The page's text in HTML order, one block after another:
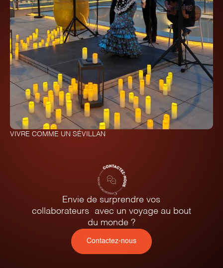
VIVRE COMME UN SÉVILLAN
Envie de surprendre vos
collaborateurs avec un voyage au bout
du monde ?
Contactez-nous